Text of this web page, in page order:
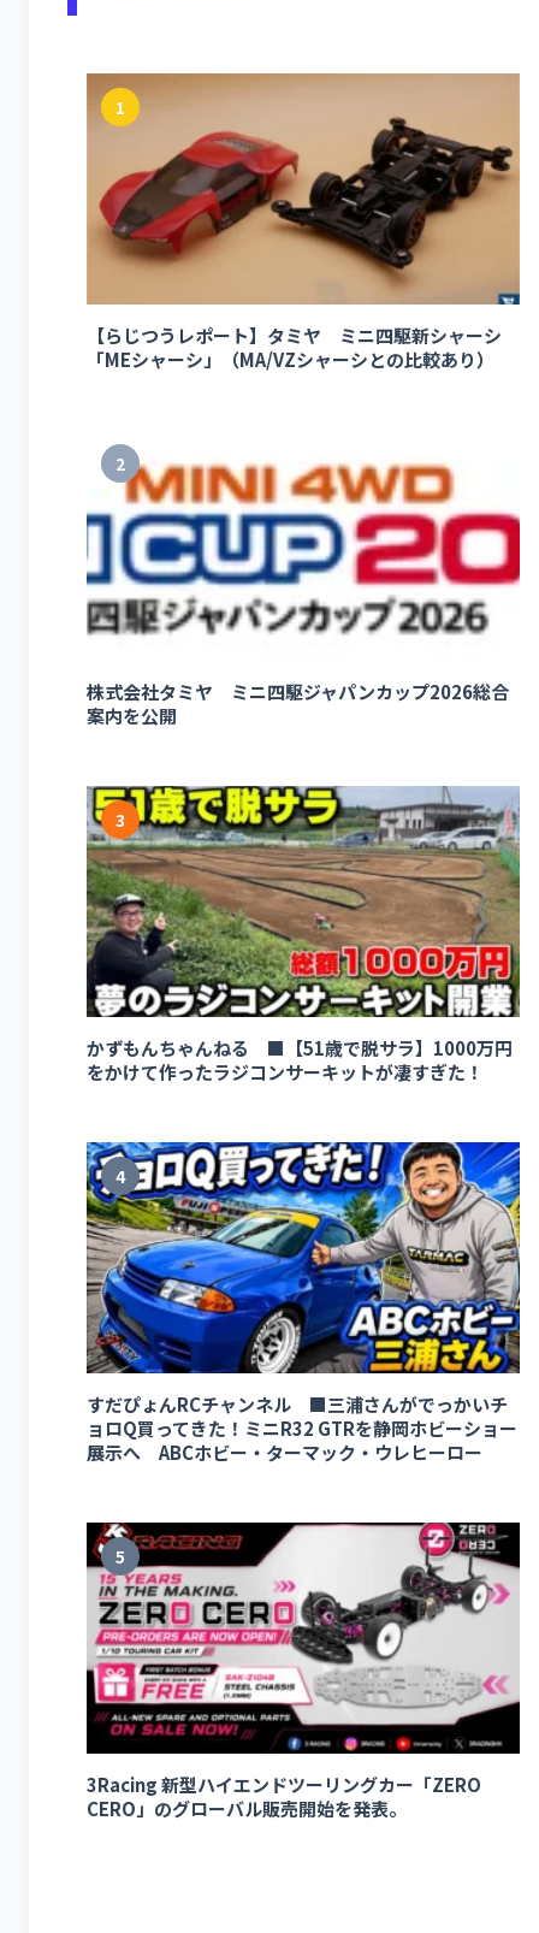
1
【らじつうレポート】タミヤ ミニ四駆新シャーシ
「MEシャーシ」（MA/VZシャーシとの比較あり）
2
株式会社タミヤ ミニ四駆ジャパンカップ2026総合
案内を公開
3
かずもんちゃんねる ■【51歳で脱サラ】1000万円
をかけて作ったラジコンサーキットが凄すぎた！
4
すだぴょんRCチャンネル ■三浦さんがでっかいチ
ョロQ買ってきた！ミニR32 GTRを静岡ホビーショー
展示へ ABCホビー・ターマック・ウレヒーロー
5
3Racing 新型ハイエンドツーリングカー「ZERO
CERO」のグローバル販売開始を発表。